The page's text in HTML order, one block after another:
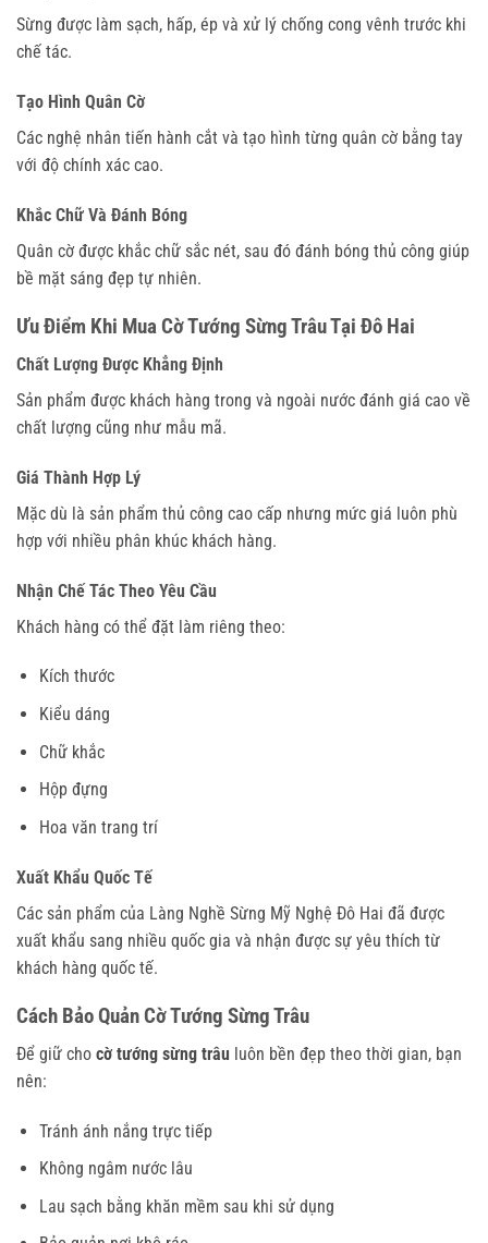
Sừng được làm sạch, hấp, ép và xử lý chống cong vênh trước khi
chế tác.
Tạo Hình Quân Cờ
Các nghệ nhân tiến hành cắt và tạo hình từng quân cờ bằng tay
với độ chính xác cao.
Khắc Chữ Và Đánh Bóng
Quân cờ được khắc chữ sắc nét, sau đó đánh bóng thủ công giúp
bề mặt sáng đẹp tự nhiên.
Ưu Điểm Khi Mua Cờ Tướng Sừng Trâu Tại Đô Hai
Chất Lượng Được Khẳng Định
Sản phẩm được khách hàng trong và ngoài nước đánh giá cao về
chất lượng cũng như mẫu mã.
Giá Thành Hợp Lý
Mặc dù là sản phẩm thủ công cao cấp nhưng mức giá luôn phù
hợp với nhiều phân khúc khách hàng.
Nhận Chế Tác Theo Yêu Cầu
Khách hàng có thể đặt làm riêng theo:
Kích thước
Kiểu dáng
Chữ khắc
Hộp đựng
Hoa văn trang trí
Xuất Khẩu Quốc Tế
Các sản phẩm của Làng Nghề Sừng Mỹ Nghệ Đô Hai đã được
xuất khẩu sang nhiều quốc gia và nhận được sự yêu thích từ
khách hàng quốc tế.
Cách Bảo Quản Cờ Tướng Sừng Trâu
Để giữ cho cờ tướng sừng trâu luôn bền đẹp theo thời gian, bạn
nên:
Tránh ánh nắng trực tiếp
Không ngâm nước lâu
Lau sạch bằng khăn mềm sau khi sử dụng